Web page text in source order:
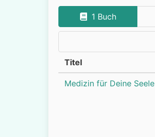
1 Buch
Titel
Medizin für Deine Seele